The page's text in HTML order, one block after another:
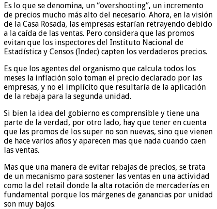
Es lo que se denomina, un “overshooting”, un incremento
de precios mucho más alto del necesario. Ahora, en la visión
de la Casa Rosada, las empresas estarían retrayendo debido
a la caída de las ventas. Pero considera que las promos
evitan que los inspectores del Instituto Nacional de
Estadística y Censos (Indec) capten los verdaderos precios.
Es que los agentes del organismo que calcula todos los
meses la inflación solo toman el precio declarado por las
empresas, y no el implícito que resultaría de la aplicación
de la rebaja para la segunda unidad.
Si bien la idea del gobierno es comprensible y tiene una
parte de la verdad, por otro lado, hay que tener en cuenta
que las promos de los super no son nuevas, sino que vienen
de hace varios años y aparecen mas que nada cuando caen
las ventas.
Mas que una manera de evitar rebajas de precios, se trata
de un mecanismo para sostener las ventas en una actividad
como la del retail donde la alta rotación de mercaderías en
fundamental porque los márgenes de ganancias por unidad
son muy bajos.